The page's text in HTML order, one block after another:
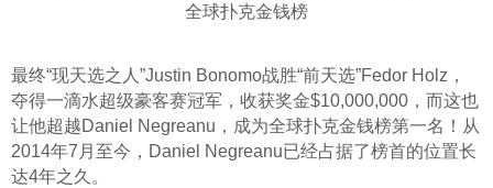
最终“现天选之人”Justin Bonomo战胜“前天选”Fedor Holz，
夺得一滴水超级豪客赛冠军，收获奖金$10,000,000，而这也
让他超越Daniel Negreanu，成为全球扑克金钱榜第一名！从
2014年7月至今，Daniel Negreanu已经占据了榜首的位置长
达4年之久。